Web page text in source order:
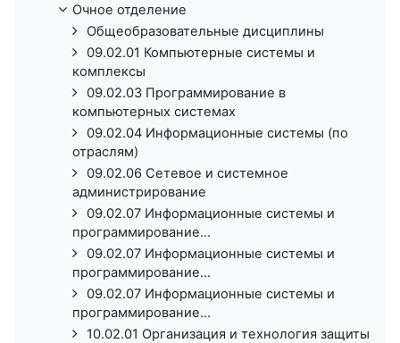
Очное отделение
Общеобразовательные дисциплины
09.02.01 Компьютерные системы и
комплексы
09.02.03 Программирование в
компьютерных системах
09.02.04 Информационные системы (по
отраслям)
09.02.06 Сетевое и системное
администрирование
09.02.07 Информационные системы и
программирование...
09.02.07 Информационные системы и
программирование...
09.02.07 Информационные системы и
программирование...
10.02.01 Организация и технология защиты